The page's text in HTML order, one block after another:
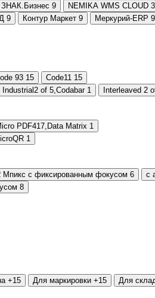
9 NEMIKA WMS CLOUD 3
9 Контур Маркет 9 Меркурий-ERP 9
93 15 Code11 15
Industrial2 of 5,Codabar 1 Interleaved 2
PDF417,Data Matrix 1
1
Мпикс с фиксированным фокусом 6 с
8
+15 Для маркировки +15 Для